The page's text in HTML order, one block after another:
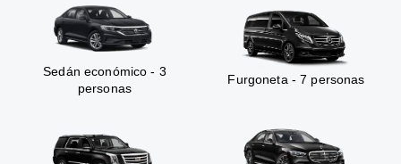
Sedán económico - 3
personas
Furgoneta - 7 personas